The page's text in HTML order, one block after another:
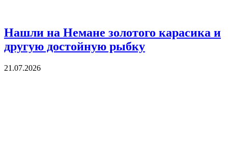
Нашли на Немане золотого карасика и
другую достойную рыбку
21.07.2026